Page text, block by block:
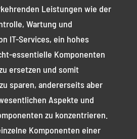
Leistungen wie der
Wartung und
IT-Services, ein hohes
essentielle Komponenten
ersetzen und somit
sparen, andererseits aber
Aspekte und
zu konzentrieren.
Komponenten einer